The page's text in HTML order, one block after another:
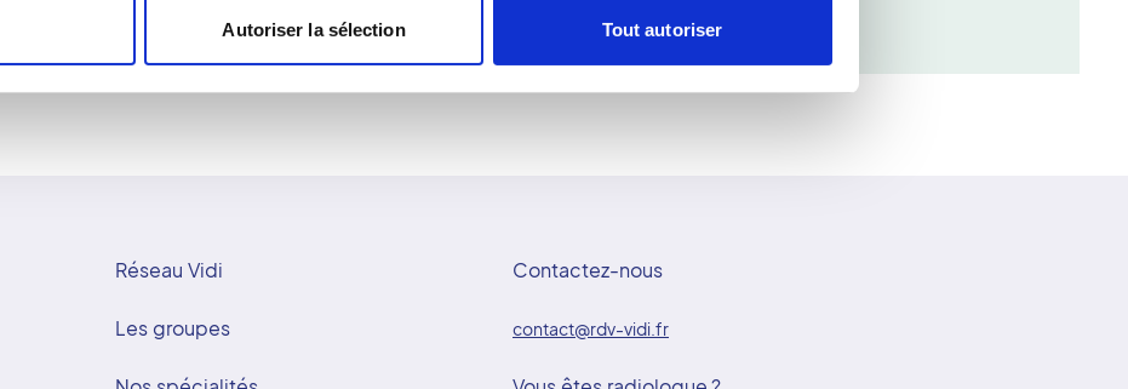
Autoriser la sélection Tout autoriser
Réseau Vidi
Les groupes
Contactez-nous
contact@rdv-vidi.fr